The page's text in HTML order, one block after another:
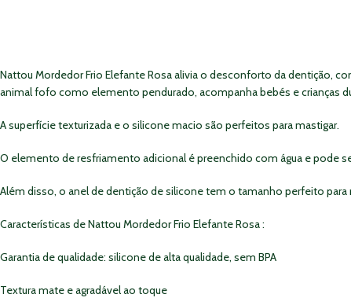
Nattou Mordedor Frio Elefante Rosa alivia o desconforto da dentição,
animal fofo como elemento pendurado, acompanha bebés e crianças
A superfície texturizada e o silicone macio são perfeitos para mastigar.
O elemento de resfriamento adicional é preenchido com água e pode
Além disso, o anel de dentição de silicone tem o tamanho perfeito
Características de Nattou Mordedor Frio Elefante Rosa :
Garantia de qualidade: silicone de alta qualidade, sem BPA
Textura mate e agradável ao toque